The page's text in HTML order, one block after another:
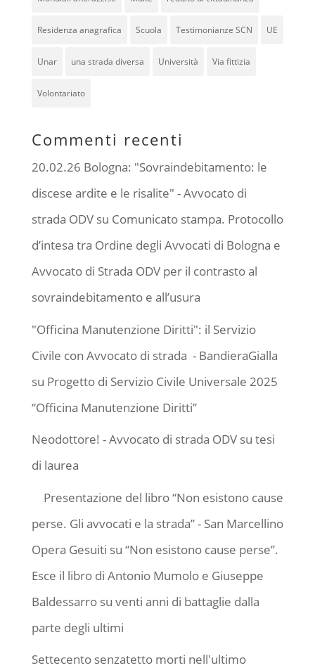
Residenza anagrafica Scuola Testimonianze SCN UE
Unar una strada diversa Università Via fittizia
Volontariato
Commenti recenti
20.02.26 Bologna: "Sovraindebitamento: le
discese ardite e le risalite" - Avvocato di
strada ODVsu Comunicato stampa. Protocollo
d’intesa tra Ordine degli Avvocati di Bologna e
Avvocato di Strada ODV per il contrasto al
sovraindebitamento e all’usura
"Officina Manutenzione Diritti": il Servizio
Civile con Avvocato di strada - BandieraGialla
su Progetto di Servizio Civile Universale 2025
“Officina Manutenzione Diritti”
Neodottore! - Avvocato di strada ODVsu tesi
di laurea
Presentazione del libro “Non esistono cause
perse. Gli avvocati e la strada” - San Marcellino
Opera Gesuiti su “Non esistono cause perse”.
Esce il libro di Antonio Mumolo e Giuseppe
Baldessarro su venti anni di battaglie dalla
parte degli ultimi
Settecento senzatetto morti nell'ultimo